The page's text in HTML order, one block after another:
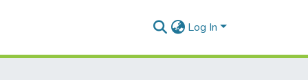
Log In